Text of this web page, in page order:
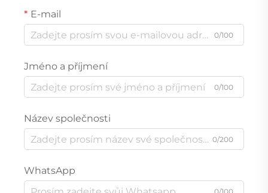
E-mail
0/100
Jméno a příjmení
0/100
Název společnosti
0/200
WhatsApp